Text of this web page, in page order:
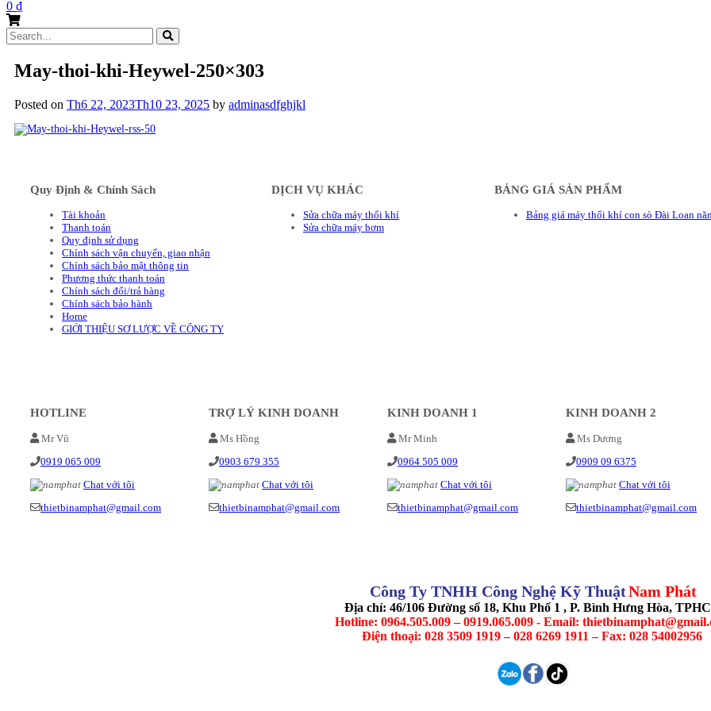
0 ₫
Search
for:
May-thoi-khi-Heywel-250×303
Posted on Th6 22, 2023Th10 23, 2025 by adminasdfghjkl
Quy Định & Chính Sách
Tài khoản
Thanh toán
Quy định sử dụng
Chính sách vận chuyển, giao nhận
Chính sách bảo mật thông tin
Phương thức thanh toán
Chính sách đổi/trả hàng
Chính sách bảo hành
Home
GIỚI THIỆU SƠ LƯỢC VỀ CÔNG TY
DỊCH VỤ KHÁC
Sửa chữa máy thổi khí
Sửa chữa máy bơm
BẢNG GIÁ SẢN PHẨM
Bảng giá máy thổi khí con sò Đài Loan
HOTLINE
Mr Vũ
0919 065 009
Chat với tôi
thietbinamphat@gmail.com
TRỢ LÝ KINH DOANH
Ms Hồng
0903 679 355
Chat với tôi
thietbinamphat@gmail.com
KINH DOANH 1
Mr Minh
0964 505 009
Chat với tôi
thietbinamphat@gmail.com
KINH DOANH 2
Ms Dương
0909 09 6375
Chat với tôi
thietbinamphat@gmail.com
Công Ty TNHH Công Nghệ Kỹ ThuậtNam Phát
Địa chỉ: 46/106 Đường số 18, Khu Phố 1 , P. Bình Hưng Hòa,
Hotline: 0964.505.009 – 0919.065.009 - Email:
Điện thoại: 028 3509 1919 – 028 6269 1911 – Fax: 028 54002956